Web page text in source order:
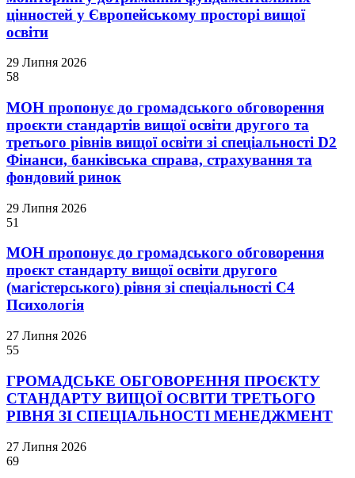
цінностей у Європейському просторі вищої
освіти
29 Липня 2026
58
МОН пропонує до громадського обговорення
проєкти стандартів вищої освіти другого та
третього рівнів вищої освіти зі спеціальності D2
Фінанси, банківська справа, страхування та
фондовий ринок
29 Липня 2026
51
МОН пропонує до громадського обговорення
проєкт стандарту вищої освіти другого
(магістерського) рівня зі спеціальності С4
Психологія
27 Липня 2026
55
ГРОМАДСЬКЕ ОБГОВОРЕННЯ ПРОЄКТУ
СТАНДАРТУ ВИЩОЇ ОСВІТИ ТРЕТЬОГО
РІВНЯ ЗІ СПЕЦІАЛЬНОСТІ МЕНЕДЖМЕНТ
27 Липня 2026
69